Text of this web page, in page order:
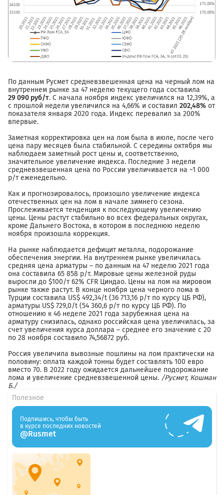
По данным Русмет средневзвешенная цена на черный лом на
внутреннем рынке за 47 неделю текущего года составила
29 090 руб/т. С начала ноября индекс увеличился на 12,39%, а
с прошлой недели увеличился на 4,66% и составил 202,48% от
показателя января 2020 года. Индекс перевалил за 200%
впервые.
Заметная корректировка цен на лом была в июле, после чего
цена пару месяцев была стабильной. С середины октября мы
наблюдаем заметный рост цены и, соответственно,
значительное увеличение индекса. Последние 3 недели
средневзвешенная цена по России увеличивается на ~1 000
р/т еженедельно.
Как и прогнозировалось, произошло увеличение индекса
отечественных цен на лом в начале зимнего сезона.
Прослеживается тенденция к последующему увеличению
цены. Цены растут стабильно во всех федеральных округах,
кроме Дальнего Востока, в котором в последнюю неделю
ноября произошла коррекция.
На рынке наблюдается дефицит металла, подорожание
обеспечения энергии. На внутреннем рынке увеличилась
средняя цена арматуры – по данным на 47 неделю 2021 года
она составила 65 858 р/т. Мировые цены железной руды
выросли до $100/т 62% CFR Циндао. Цены на лом на мировом
рынке также растут. В конце ноября цена черного лома в
Турции составила US$ 492,34/t (36 713,16 р/т по курсу ЦБ РФ),
арматуры US$ 729,0/t (54 360,6 р/т по курсу ЦБ РФ). По
отношению к 46 неделе 2021 года зарубежная цена на
арматуру снизилась, однако российская цена увеличилась, за
счет увеличения курса доллара – среднее его значение с 20
по 28 ноября составило 74,56872 руб.
Россия увеличила вывозные пошлины на лом практически на
половину: оплата каждой тонны будет составлять 100 евро
вместо 70. В 2022 году ожидается дальнейшее подорожание
лома и увеличение средневзвешенной цены. /Русмет, Кошман
Б./
Полезное
Подпишись, чтобы быть
в курсе последних новостей
@Rusmet